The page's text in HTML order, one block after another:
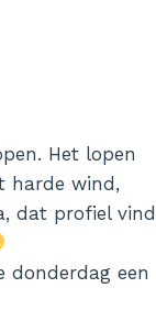
Het lopen
harde wind,
dat profiel vind
donderdag een